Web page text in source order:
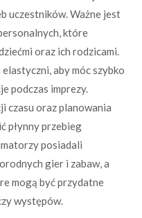
uczestników. Ważne jest
które
oraz ich rodzicami.
aby móc szybko
podczas imprezy.
czasu oraz planowania
płynny przebieg
posiadali
gier i zabaw, a
mogą być przydatne
występów.